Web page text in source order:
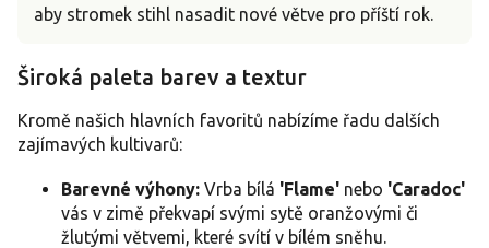
aby stromek stihl nasadit nové větve pro příští rok.
Široká paleta barev a textur
Kromě našich hlavních favoritů nabízíme řadu dalších
zajímavých kultivarů:
Barevné výhony: Vrba bílá 'Flame' nebo 'Caradoc'
vás v zimě překvapí svými sytě oranžovými či
žlutými větvemi, které svítí v bílém sněhu.